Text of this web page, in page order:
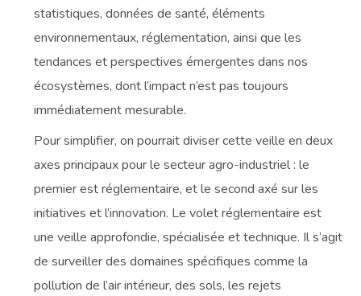
statistiques, données de santé, éléments
environnementaux, réglementation, ainsi que les
tendances et perspectives émergentes dans nos
écosystèmes, dont l’impact n’est pas toujours
immédiatement mesurable.
Pour simplifier, on pourrait diviser cette veille en deux
axes principaux pour le secteur agro-industriel : le
premier est réglementaire, et le second axé sur les
initiatives et l’innovation. Le volet réglementaire est
une veille approfondie, spécialisée et technique. Il s’agit
de surveiller des domaines spécifiques comme la
pollution de l’air intérieur, des sols, les rejets